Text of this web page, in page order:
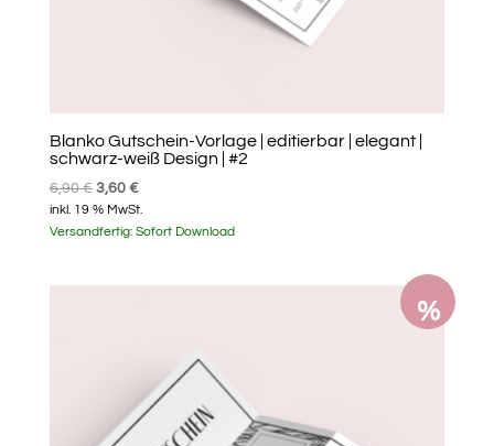
Blanko Gutschein-Vorlage | editierbar | elegant |
schwarz-weiß Design | #2
6,90€ Ursprünglicher
Preis
war:
3,60 €Aktueller
Preis
ist:
inkl. 19 % MwSt.
Versandfertig: Sofort Download
%